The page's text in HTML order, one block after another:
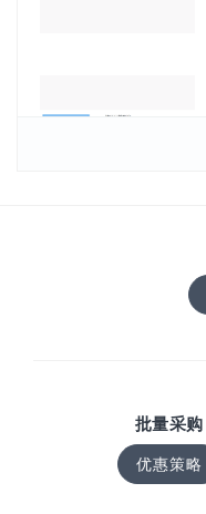
批量采购
优惠策略